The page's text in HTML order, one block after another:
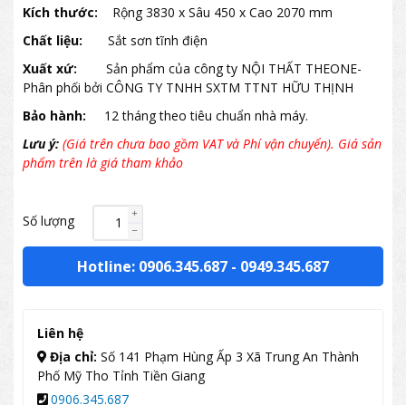
Kích thước: Rộng 3830 x Sâu 450 x Cao 2070 mm
Chất liệu:
Sắt sơn tĩnh điện
Xuất xứ:
Sản phẩm của công ty NỘI THẤT THEONE-
Phân phối bởi CÔNG TY TNHH SXTM TTNT HỮU THỊNH
Bảo hành:
12 tháng theo tiêu chuẩn nhà máy.
Lưu ý: (Giá trên chưa bao gồm VAT và Phí vận chuyển). Giá sản
phẩm trên là giá tham khảo
Số lượng
Hotline: 0906.345.687 - 0949.345.687
Liên hệ
Địa chỉ: Số 141 Phạm Hùng Ấp 3 Xã Trung An Thành
Phố Mỹ Tho Tỉnh Tiền Giang
0906.345.687